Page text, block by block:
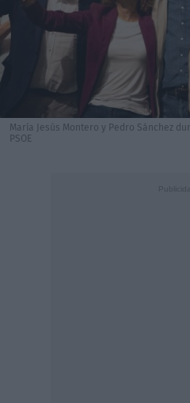
María Jesús Montero y Pedro Sánchez
PSOE